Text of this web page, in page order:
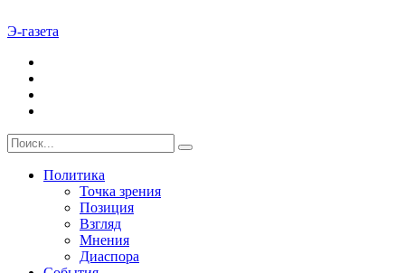
Э-газета
Политика
Точка зрения
Позиция
Взгляд
Мнения
Диаспора